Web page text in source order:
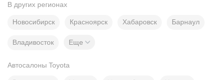
В других регионах
Новосибирск Красноярск Хабаровск Барнаул
Владивосток Еще
Автосалоны Toyota